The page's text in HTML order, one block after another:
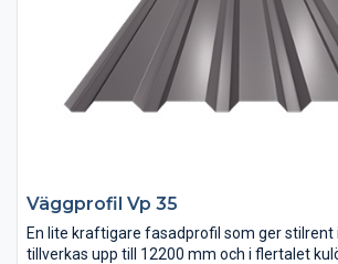
Väggprofil Vp 35
En lite kraftigare fasadprofil som ger stilrent
tillverkas upp till 12200 mm och i flertalet